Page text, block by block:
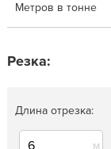
Метров в тонне
Резка:
Длина отрезка:
м